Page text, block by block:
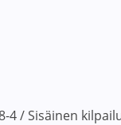
4 / Sisäinen